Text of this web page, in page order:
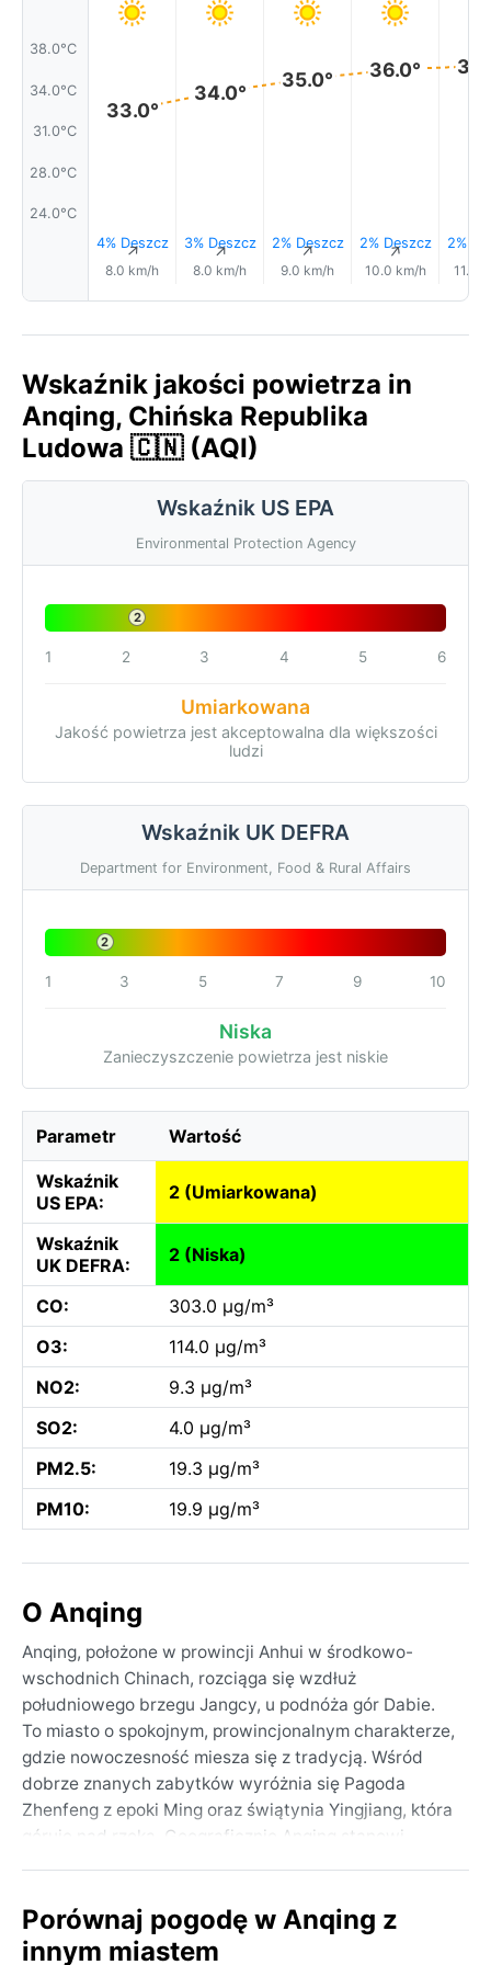
38.0°C
34.0°C
31.0°C
28.0°C
24.0°C
33.0°
4% Deszcz
↑
8.0 km/h
34.0°
3% Deszcz
↑
8.0 km/h
35.0°
2% Deszcz
↑
9.0 km/h
36.0°
2% Deszcz
↑
10.0 km/h
2%
11.0
Wskaźnik jakości powietrza in
Anqing, Chińska Republika
Ludowa 🇨🇳 (AQI)
Wskaźnik US EPA
Environmental Protection Agency
2
1 2 3 4 5 6
Umiarkowana
Jakość powietrza jest akceptowalna dla większości
ludzi
Wskaźnik UK DEFRA
Department for Environment, Food & Rural Affairs
2
1 3 5 7 9 10
Niska
Zanieczyszczenie powietrza jest niskie
Parametr Wartość
Wskaźnik
US EPA:
2 (Umiarkowana)
Wskaźnik
UK DEFRA:
2 (Niska)
CO:
303.0 µg/m³
O3:
114.0 µg/m³
NO2:
9.3 µg/m³
SO2:
4.0 µg/m³
PM2.5:
19.3 µg/m³
PM10:
19.9 µg/m³
O Anqing
Anqing, położone w prowincji Anhui w środkowo-
wschodnich Chinach, rozciąga się wzdłuż
południowego brzegu Jangcy, u podnóża gór Dabie.
To miasto o spokojnym, prowincjonalnym charakterze,
gdzie nowoczesność miesza się z tradycją. Wśród
dobrze znanych zabytków wyróżnia się Pagoda
Zhenfeng z epoki Ming oraz świątynia Yingjiang, która
góruje nad rzeką. Geograficznie Anqing stanowi
Atmosfera jest tu mniej gorączkowa niż w wielkich
metropoliach, ale miasto tętni codziennym życiem, z
Porównaj pogodę w Anqing z
innym miastem